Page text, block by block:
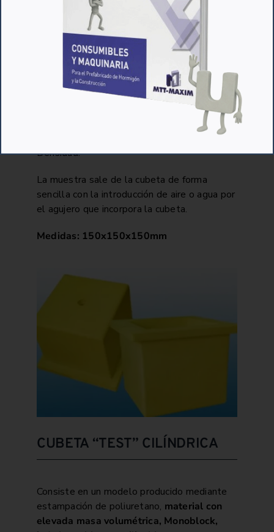
Conoce más sobre sus características y
aplicación en este post.
CUBETA “TEST” CUADRADA
Primero, este artículo es fabricado por
Densidad.
La muestra sale de la cubeta de forma
sencilla con la introducción de aire o agua por
el agujero que incorpora la cubeta.
Medidas: 150x150x150mm
CUBETA “TEST” CILÍNDRICA
Consiste en un modelo producido mediante
estampación de poliuretano, material con
elevada masa volumétrica, Monoblock,